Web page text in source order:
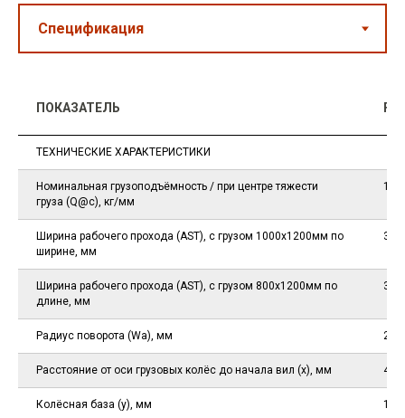
ПОКАЗАТЕЛЬ
ТЕХНИЧЕСКИЕ ХАРАКТЕРИСТИКИ
Номинальная грузоподъёмность / при центре тяжести
груза (Q@c), кг/мм
Ширина рабочего прохода (AST), с грузом 1000х1200мм по
ширине, мм
Ширина рабочего прохода (AST), с грузом 800х1200мм по
длине, мм
Радиус поворота (Wa), мм
Расстояние от оси грузовых колёс до начала вил (x), мм 404
Колёсная база (y), мм